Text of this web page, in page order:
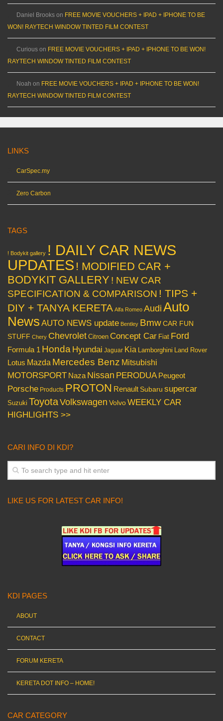
Daniel Brooks on FREE MOVIE VOUCHERS + IPAD + IPHONE TO BE
WON! RAYTECH WINDOW TINTED FILM CONTEST
Curious on FREE MOVIE VOUCHERS + IPAD + IPHONE TO BE WON!
RAYTECH WINDOW TINTED FILM CONTEST
Noah on FREE MOVIE VOUCHERS + IPAD + IPHONE TO BE WON!
RAYTECH WINDOW TINTED FILM CONTEST
LINKS
CarSpec.my
Zero Carbon
TAGS
! Bodykit gallery ! DAILY CAR NEWS
UPDATES ! MODIFIED CAR +
BODYKIT GALLERY ! NEW CAR
SPECIFICATION & COMPARISON ! TIPS +
DIY + TANYA KERETA Alfa Romeo Audi Auto
News AUTO NEWS update Bentley BmwCAR FUN
STUFF Chery Chevrolet Citroen Concept Car Fiat Ford
Formula 1 Honda Hyundai Jaguar Kia Lamborghini Land Rover
Lotus Mazda Mercedes Benz Mitsubishi
MOTORSPORT Naza Nissan PERODUA Peugeot
Porsche Products PROTON Renault Subaru supercar
Suzuki ToyotaVolkswagen VolvoWEEKLY CAR
HIGHLIGHTS >>
CARI INFO DI KDI?
LIKE US FOR LATEST CAR INFO!
KDI PAGES
ABOUT
CONTACT
FORUM KERETA
KERETA DOT INFO – HOME!
CAR CATEGORY